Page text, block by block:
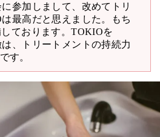
参加しまして、改めてトリ
最高だと思えました。もち
ております。TOKIOを
、トリートメントの持続力
す。